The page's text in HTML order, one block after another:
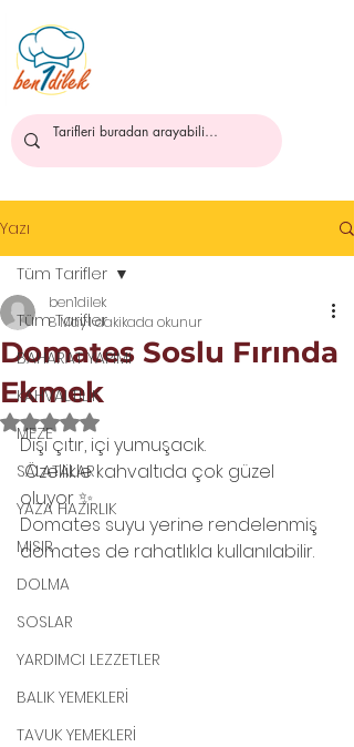
Yazı
Tüm Tarifler
BAHARAT YAPIMI
KAHVALTILIK
MEZE
SALATALAR
YAZA HAZIRLIK
MISIR
DOLMA
SOSLAR
YARDIMCI LEZZETLER
BALIK YEMEKLERİ
TAVUK YEMEKLERİ
Tüm Tarifler
Domates Soslu Fırında
Ekmek
ben1dilek
8 May1 dakikada okunur
5 üzerinden NaN yıldız
Dışı çıtır, içi yumuşacık.
Özellikle kahvaltıda çok güzel
oluyor ✨
Domates suyu yerine rendelenmiş
domates de rahatlıkla kullanılabilir.